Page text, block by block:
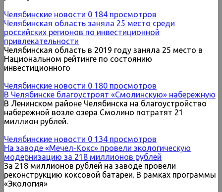
Челябинские новости 0 184 просмотров
Челябинская область заняла 25 место среди
российских регионов по инвестиционной
привлекательности
Челябинская область в 2019 году заняла 25 место в
Национальном рейтинге по состоянию
инвестиционного
Челябинские новости 0 180 просмотров
В Челябинске благоустроят «Смолинскую» набережную
В Ленинском районе Челябинска на благоустройство
набережной возле озера Смолино потратят 21
миллион рублей.
Челябинские новости 0 134 просмотров
На заводе «Мечел-Кокс» провели экологическую
модернизацию за 218 миллионов рублей
За 218 миллионов рублей на заводе провели
реконструкцию коксовой батареи. В рамках программы
«Экология»